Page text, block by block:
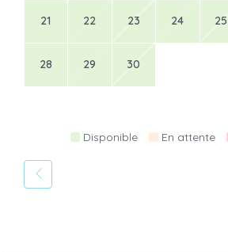
21 22 23 24 25
28 29 30
Disponible En attente